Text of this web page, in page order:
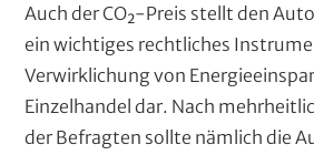
Auch der CO₂-Preis stellt den
ein wichtiges rechtliches
Verwirklichung von
Einzelhandel dar. Nach
der Befragten sollte nämlich die